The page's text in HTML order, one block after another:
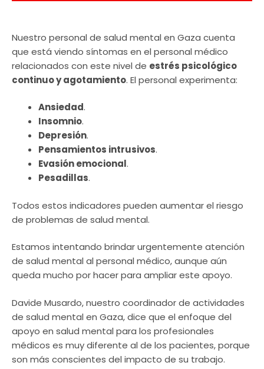
Nuestro personal de salud mental en Gaza cuenta
que está viendo síntomas en el personal médico
relacionados con este nivel de estrés psicológico
continuo y agotamiento. El personal experimenta:
Ansiedad.
Insomnio.
Depresión.
Pensamientos intrusivos.
Evasión emocional.
Pesadillas.
Todos estos indicadores pueden aumentar el riesgo
de problemas de salud mental.
Estamos intentando brindar urgentemente atención
de salud mental al personal médico, aunque aún
queda mucho por hacer para ampliar este apoyo.
Davide Musardo, nuestro coordinador de actividades
de salud mental en Gaza, dice que el enfoque del
apoyo en salud mental para los profesionales
médicos es muy diferente al de los pacientes, porque
son más conscientes del impacto de su trabajo.